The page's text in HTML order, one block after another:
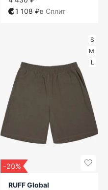
1 108 ₽в Сплит
S
M
L
-20%
RUFF Global